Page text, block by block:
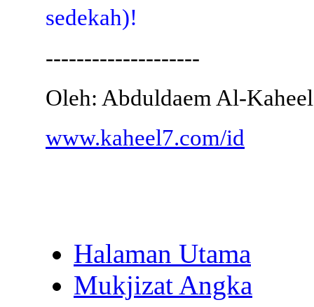
sedekah)!
--------------------
Oleh: Abduldaem Al-Kaheel
www.kaheel7.com/id
Halaman Utama
Mukjizat Angka